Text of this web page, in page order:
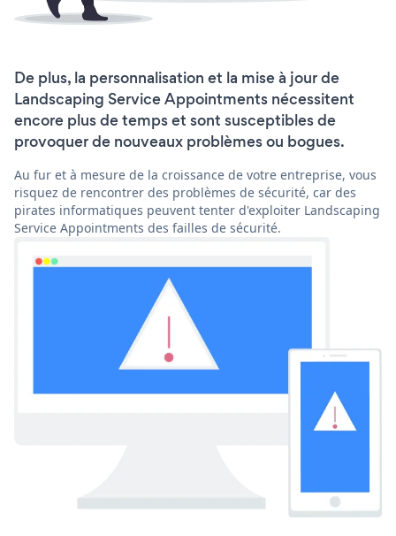
De plus, la personnalisation et la mise à jour de
Landscaping Service Appointments nécessitent
encore plus de temps et sont susceptibles de
provoquer de nouveaux problèmes ou bogues.
Au fur et à mesure de la croissance de votre entreprise, vous
risquez de rencontrer des problèmes de sécurité, car des
pirates informatiques peuvent tenter d'exploiter Landscaping
Service Appointments des failles de sécurité.